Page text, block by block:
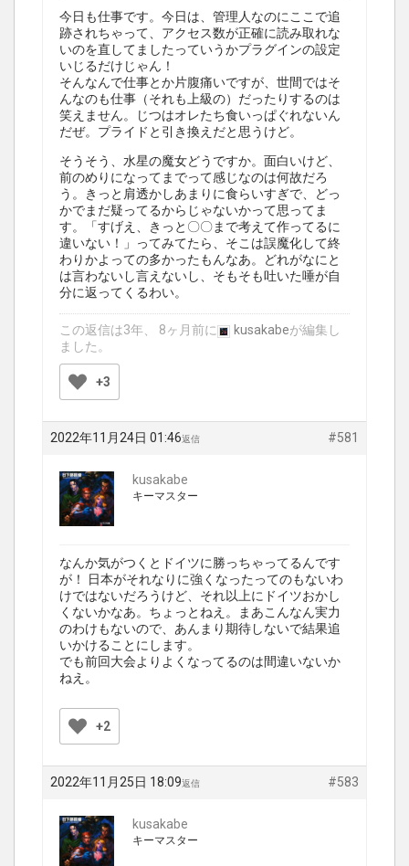
今日も仕事です。今日は、管理人なのにここで追
跡されちゃって、アクセス数が正確に読み取れな
いのを直してましたっていうかプラグインの設定
いじるだけじゃん！
そんなんで仕事とか片腹痛いですが、世間ではそ
んなのも仕事（それも上級の）だったりするのは
笑えません。じつはオレたち食いっぱぐれないん
だぜ。プライドと引き換えだと思うけど。
そうそう、水星の魔女どうですか。面白いけど、
前のめりになってまでって感じなのは何故だろ
う。きっと肩透かしあまりに食らいすぎで、どっ
かでまだ疑ってるからじゃないかって思ってま
す。「すげえ、きっと〇〇まで考えて作ってるに
違いない！」ってみてたら、そこは誤魔化して終
わりかよっての多かったもんなあ。どれがなにと
は言わないし言えないし、そもそも吐いた唾が自
分に返ってくるわい。
この返信は3年、 8ヶ月前に kusakabeが編集し
ました。
+3
2022年11月24日 01:46 #581
返信
kusakabe
キーマスター
なんか気がつくとドイツに勝っちゃってるんです
が！ 日本がそれなりに強くなったってのもないわ
けではないだろうけど、それ以上にドイツおかし
くないかなあ。ちょっとねえ。まあこんなん実力
のわけもないので、あんまり期待しないで結果追
いかけることにします。
でも前回大会よりよくなってるのは間違いないか
ねえ。
+2
2022年11月25日 18:09 #583
返信
kusakabe
キーマスター